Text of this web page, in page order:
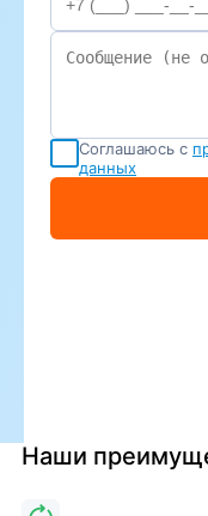
Соглашаюсь с
данных
Наши